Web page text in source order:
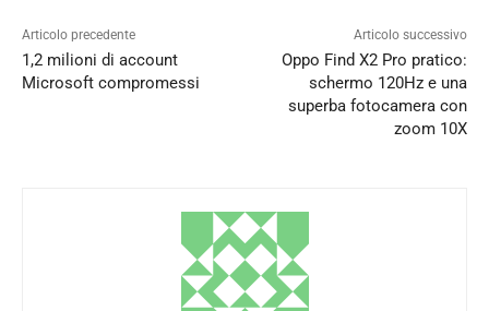
Articolo precedente
1,2 milioni di account
Microsoft compromessi
Articolo successivo
Oppo Find X2 Pro pratico:
schermo 120Hz e una
superba fotocamera con
zoom 10X